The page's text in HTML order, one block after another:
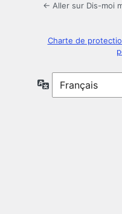
← Aller sur Dis-moi
Charte de
Langue